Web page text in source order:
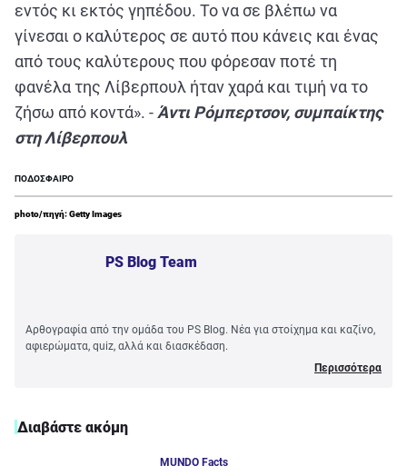
εντός κι εκτός γηπέδου. Το να σε βλέπω να
γίνεσαι ο καλύτερος σε αυτό που κάνεις και ένας
από τους καλύτερους που φόρεσαν ποτέ τη
φανέλα της Λίβερπουλ ήταν χαρά και τιμή να το
ζήσω από κοντά». - Άντι Ρόμπερτσον, συμπαίκτης
στη Λίβερπουλ
ΠΟΔΟΣΦΑΙΡΟ
photo/πηγή: Getty Images
PS Blog Team
Αρθογραφία από την ομάδα του PS Blog. Νέα για στοίχημα και καζίνο,
αφιερώματα, quiz, αλλά και διασκέδαση.
Περισσότερα
Διαβάστε ακόμη
MUNDO Facts